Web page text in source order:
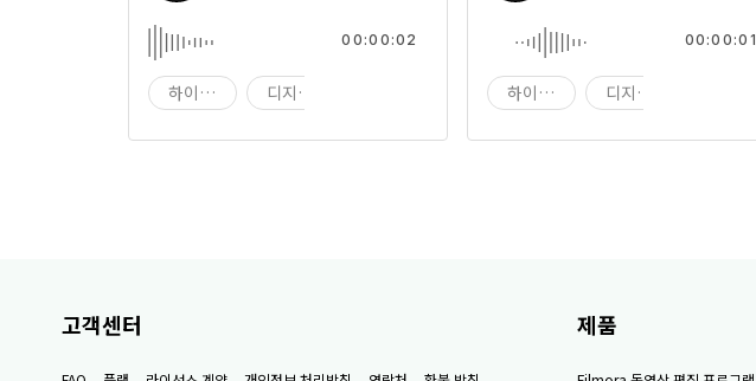
하이테크 디지 테크
00:00:02
하이테크 디지 테크
00:00:01
고객센터 제품